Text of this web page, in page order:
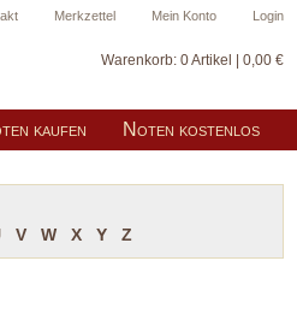
Login
Mein Konto
Merkzettel
Warenkorb: 0 Artikel | 0,00 €
kaufen Noten kostenlos
V W X Y Z